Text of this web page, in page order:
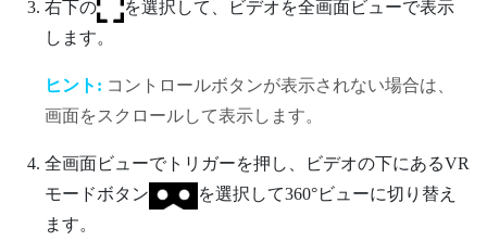
右下の
を選択して、ビデオを全画面ビューで表示
します。
ヒント: コントロールボタンが表示されない場合は、
画面をスクロールして表示します。
全画面ビューでトリガーを押し、ビデオの下にあるVR
モードボタン
を選択して360°ビューに切り替え
ます。